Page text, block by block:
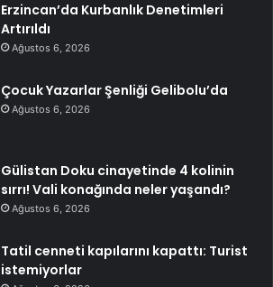
Erzincan’da Kurbanlık Denetimleri
Artırıldı
Ağustos 6, 2026
Çocuk Yazarlar Şenliği Gelibolu’da
Ağustos 6, 2026
Gülistan Doku cinayetinde 4 kolinin
sırrı! Vali konağında neler yaşandı?
Ağustos 6, 2026
Tatil cenneti kapılarını kapattı: Turist
istemiyorlar